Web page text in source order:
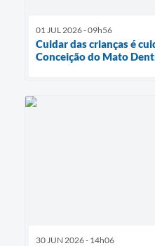
01 JUL 2026 - 09h56
Cuidar das crianças é
Conceição do Mato
30 JUN 2026 - 14h06